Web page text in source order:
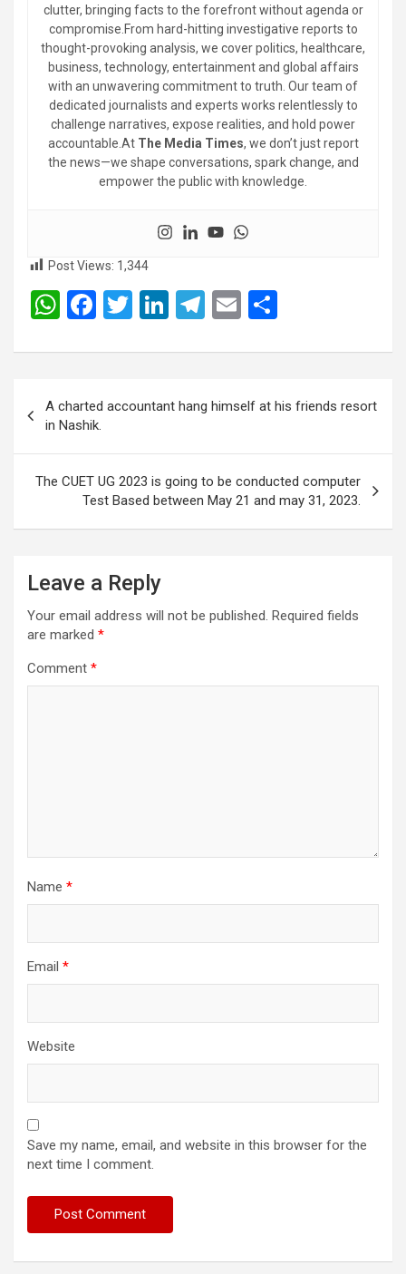
clutter, bringing facts to the forefront without agenda or
compromise.From hard-hitting investigative reports to
thought-provoking analysis, we cover politics, healthcare,
business, technology, entertainment and global affairs
with an unwavering commitment to truth. Our team of
dedicated journalists and experts works relentlessly to
challenge narratives, expose realities, and hold power
accountable.At The Media Times, we don’t just report
the news—we shape conversations, spark change, and
empower the public with knowledge.
Post Views: 1,344
W
at
s
A
p
p
F
ce
b
o
o
k
T
tt
Li
ke
dI
n
T
e
gr
a
m
E
ail ar
e
navigation
A charted accountant hang himself at his friends resort
in Nashik.
The CUET UG 2023 is going to be conducted computer
Test Based between May 21 and may 31, 2023.
Leave a Reply
Your email address will not be published. Required fields
are marked *
Comment *
Name *
Email *
Website
Save my name, email, and website in this browser for the
next time I comment.